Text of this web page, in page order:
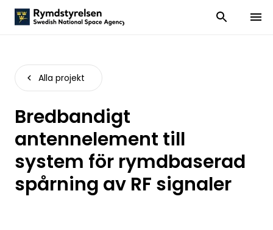
Visa och dölj
Visa
Alla projekt
Bredbandigt
antennelement till
system för rymdbaserad
spårning av RF signaler